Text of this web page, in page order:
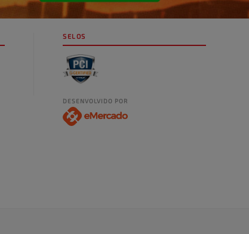
SELOS
DESENVOLVIDO POR